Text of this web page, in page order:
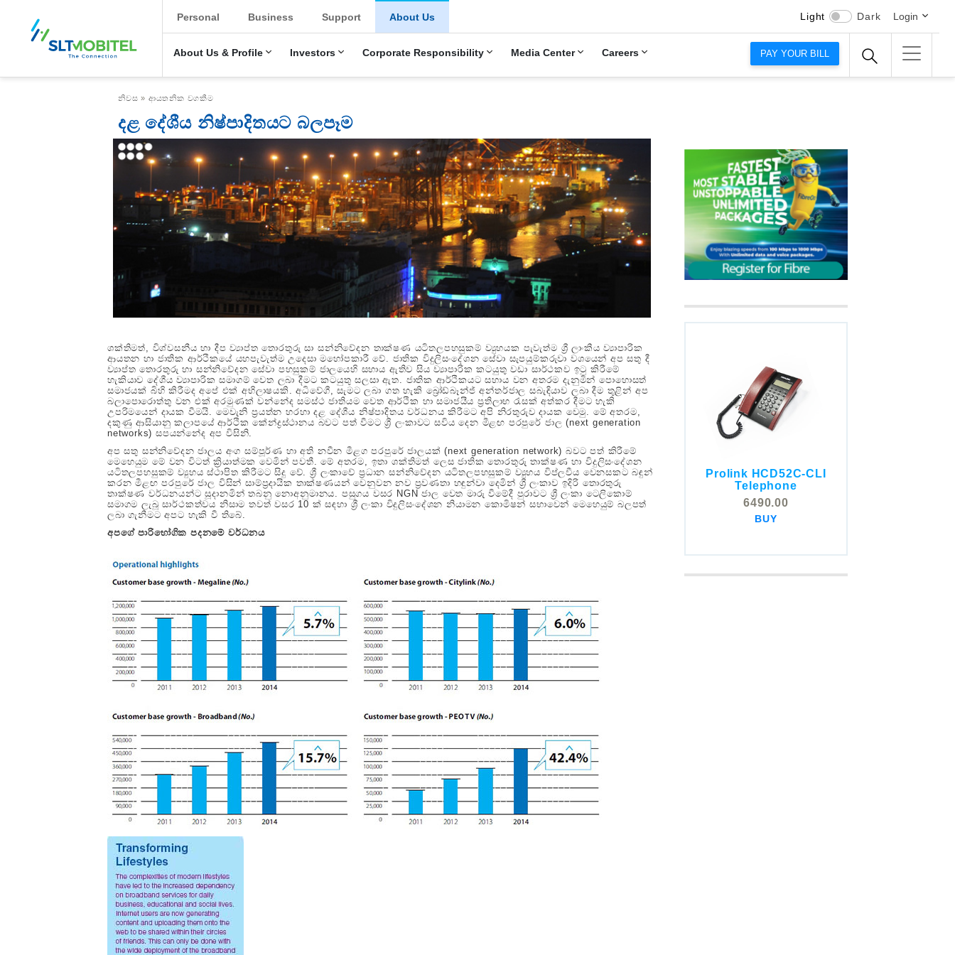
Personal Business Support About Us
About Us & Profile Investors Corporate Responsibility Media Center Careers
Light Dark Login
PAY YOUR BILL
Breadcrumb
නිවස ආයතනික වගකීම
දළ දේශීය නිෂ්පාදිතයට බලපෑම
ශක්තිමත්, විශ්වසනීය හා දීප ව්‍යාප්ත තොරතුරු සා සන්නිවේදන තාක්ෂණ යටිතලපහසුකම් ව්‍යුහයක පැවැත්ම ශ්‍රී ලාංකීය ව්‍යාපාරික
ආයතන හා ජාතික ආර්ථිකයේ යහපැවැත්ම උදෙසා මහෝපකාරී වේ. ජාතික විදුලිසංදේශන සේවා සැපයුම්කරුවා වශයෙන් අප සතු දී
ව්‍යාප්ත තොරතුරු හා සන්නිවේදන සේවා පහසුකම් ජාලයෙහි සහාය ඇතිව සිය ව්‍යාපාරික කටයුතු වඩා සාර්ථකව ඉටු කිරීමේ
හැකියාව දේශීය ව්‍යාපාරික සමාගම් වෙත ලබා දීමට කටයුතු සලසා ඇත. ජාතික ආර්ථිකයට සහාය වන අතරම දැනුමින් පොහොසත්
සමාජයක් බිහි කිරීමද අපේ එක් අභිලාෂයකි. අධිවේගී, සැමට ලබා ගත හැකි බ්‍රෝඩ්බෑන්ජ් අන්තර්ජාල සබැඳියාව ලබා දීම තුළින් අප
බලාපොරොත්තු වන එක් අරමුණක් වන්නේද සමස්ථ ජාතියම වෙත ආර්ථික හා සමාජයීය ප්‍රතිලාභ රැසක් අත්කර දීමට හැකි
උපරිමයෙන් දායක වීමයි. මෙවැනි ප්‍රයත්න හරහා දළ දේශීය නිෂ්පාදිතය වර්ධනය කිරීමට අපි නිරතුරුව දායක වෙමු. මේ අතරම,
දකුණු ආසියානු කලාපයේ ආර්ථික කේන්ද්‍රස්ථානය බවට පත් වීමට ශ්‍රී ලංකාවට සවිය දෙන මීළඟ පරපුරේ ජාල (next generation
networks) සපයන්නේද අප විසිනි.
අප සතු සන්නිවේදන ජාලය අංග සම්පූර්ණ හා අති නවීන මීළග පරපුරේ ජාලයක් (next generation network) බවට පත් කිරීමේ
මෙහෙයුම මේ වන විටත් ක්‍රියාත්මක වෙමින් පවතී. මේ අතරම, ඉතා ශක්තිමත් ලෙස ජාතික තොරතුරු තාක්ෂණ හා විදුලිසංදේශන
යටිතලපහසුකම් ව්‍යුහය ස්ථාපිත කිරීමට සිදු වේ. ශ්‍රී ලංකාවේ ප්‍රධාන සන්නිවේදන යටිතලපහසුකම් ව්‍යුහය විප්ලවීය වෙනසකට බඳුන්
කරන මීළඟ පරපුරේ ජාල විසින් සාම්ප්‍රදායික තාක්ෂණයන් වෙනුවන නව ප්‍රවණතා හඳුන්වා දෙමින් ශ්‍රී ලංකාව ඉදිරි තොරතුරු
තාක්ෂණ වර්ධනයන්ට සූදානමින් තබනු නොඅනුමානය. පසුගය වසර NGN ජාල වෙත මාරු වීමේදී පුරාවට ශ්‍රී ලංකා ටෙලිකොම්
සමාගම ලැබූ සාර්ථකත්වය නිසාම තවත් වසර 10 ක් සඳහා ශ්‍රී ලංකා විදුලිසංදේශන නියාමන කොමිෂන් සභාවෙන් මෙහෙයුම් බලපත්
ලබා ගැනීමට අපට හැකි වී තිබේ.
අපගේ පාරිභෝගික පදනමේ වර්ධනය
Prolink HCD52C-CLI
Telephone
6490.00
BUY